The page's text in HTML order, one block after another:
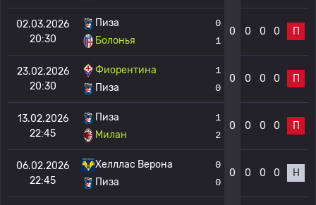
02.03.2026
20:30
Пиза
Болонья
0
1
0 0 0 0 П
23.02.2026
20:30
Фиорентина
Пиза
1
0
0 0 0 0 П
13.02.2026
22:45
Пиза
Милан
1
2
0 0 0 0 П
06.02.2026
22:45
Хелллас Верона
Пиза
0
0
0 0 0 0 Н